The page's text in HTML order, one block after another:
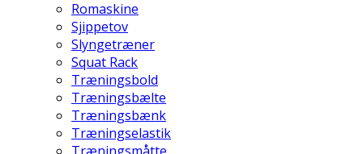
Romaskine
Sjippetov
Slyngetræner
Squat Rack
Træningsbold
Træningsbælte
Træningsbænk
Træningselastik